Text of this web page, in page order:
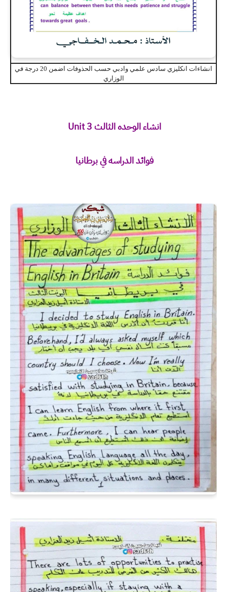
انشاءات انكليزي سادس علمي وادبي حسب الحذوفات اضمن 20 درجة في
الوزاري
انشاء الوحده الثالث Unit 3
فوائد الدراسه في برطانيا